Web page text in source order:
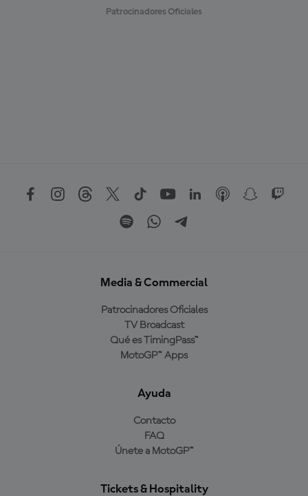
Patrocinadores Oficiales
Media & Commercial
Patrocinadores Oficiales
TV Broadcast
Qué es TimingPass™
MotoGP™ Apps
Ayuda
Contacto
FAQ
Únete a MotoGP™
Tickets & Hospitality